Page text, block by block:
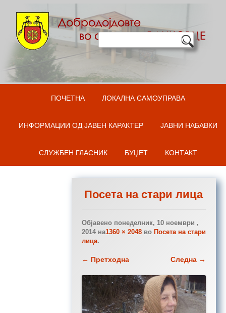
ПОЧЕТНА
ЛОКАЛНА САМОУПРАВА
ИНФОРМАЦИИ ОД ЈАВЕН КАРАКТЕР ЈАВНИ НАБАВКИ
СЛУЖБЕН ГЛАСНИК БУЏЕТ КОНТАКТ
Посета на стари лица
Објавено понеделник, 10 ноември ,
2014на1360 × 2048во Посета на стари
лица.
← Претходна Следна →